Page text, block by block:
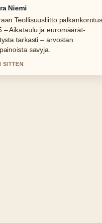
Lehtinen
taustoitusta aiheesta Savon
Oy – taloustiedot, konkurssi
taman livesaikeen ajan
SITTEN